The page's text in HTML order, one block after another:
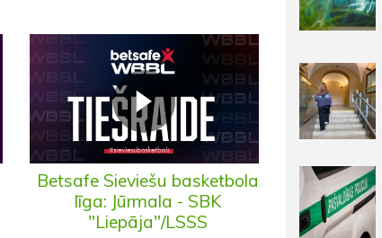
Betsafe Sieviešu basketbola
līga: Jūrmala - SBK
"Liepāja"/LSSS